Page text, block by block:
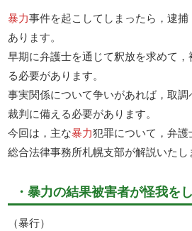
暴力事件を起こしてしまったら，逮
あります。
早期に弁護士を通じて釈放を求めて
る必要があります。
事実関係について争いがあれば，取調
裁判に備える必要があります。
今回は，主な暴力犯罪について，弁
総合法律事務所札幌支部が解説いたし
・暴力の結果被害者が怪我を
（暴行）